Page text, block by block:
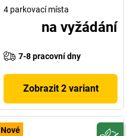
4 parkovací místa
na vyžádání
7-8 pracovní dny
Zobrazit 2 variant
Nové